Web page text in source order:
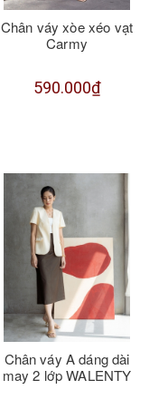
Chân váy xòe xéo vạt
Carmy
590.000₫
Chân váy A dáng dài
may 2 lớp WALENTY